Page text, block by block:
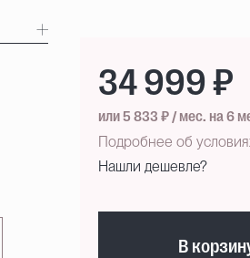
34 999 ₽
или 5 833 ₽ / мес. на 6
Подробнее об
Нашли дешевле?
В